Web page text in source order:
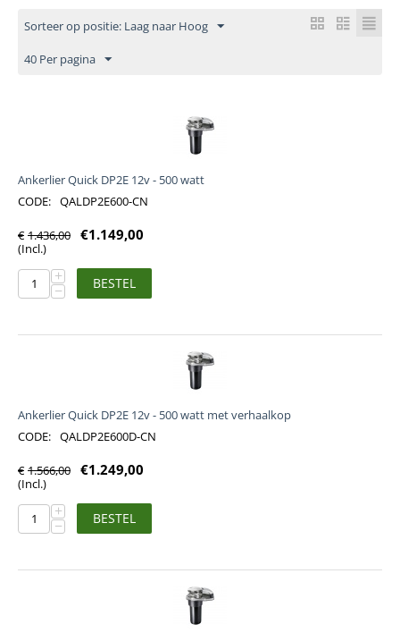
Sorteer op positie: Laag naar Hoog
40 Per pagina
Ankerlier Quick DP2E 12v - 500 watt
CODE: QALDP2E600-CN
€ 1.436,00 €1.149,00
(Incl.)
+
− BESTEL
Ankerlier Quick DP2E 12v - 500 watt met verhaalkop
CODE: QALDP2E600D-CN
€ 1.566,00 €1.249,00
(Incl.)
+
− BESTEL